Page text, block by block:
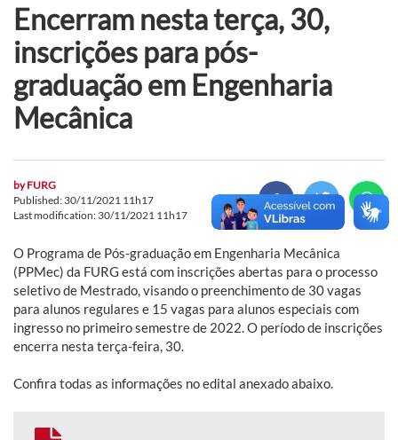
Encerram nesta terça, 30,
inscrições para pós-
graduação em Engenharia
Mecânica
byFURG
Published: 30/11/2021 11h17
Last modification: 30/11/2021 11h17
O Programa de Pós-graduação em Engenharia Mecânica
(PPMec) da FURG está com inscrições abertas para o processo
seletivo de Mestrado, visando o preenchimento de 30 vagas
para alunos regulares e 15 vagas para alunos especiais com
ingresso no primeiro semestre de 2022. O período de inscrições
encerra nesta terça-feira, 30.
Confira todas as informações no edital anexado abaixo.